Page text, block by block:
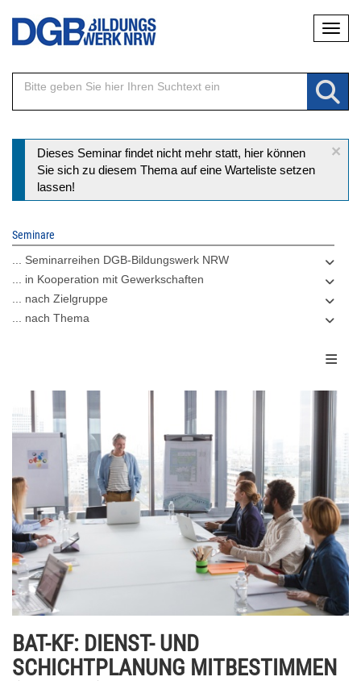
Direkt
Inhalt
×
Statusmeldung
Dieses Seminar findet nicht mehr statt, hier können
Sie sich zu diesem Thema auf eine Warteliste setzen
lassen!
Seminare
... Seminarreihen DGB-Bildungswerk NRW
... in Kooperation mit Gewerkschaften
... nach Zielgruppe
... nach Thema
BAT-KF: DIENST- UND
SCHICHTPLANUNG MITBESTIMMEN